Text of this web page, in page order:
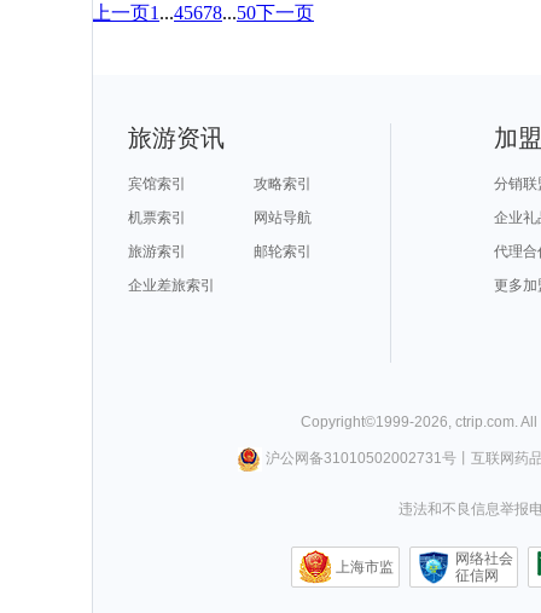
上一页1 ...45678...50下一页
旅游资讯
宾馆索引
攻略索引
机票索引
网站导航
旅游索引
邮轮索引
企业差旅索引
加
分销联
企业礼
代理合
更多加
Copyright©1999-2026, ctrip.com.
沪公网备31010502002731号丨 互联网药
违法和不良信息举报
上海市监
网络社会
征信网